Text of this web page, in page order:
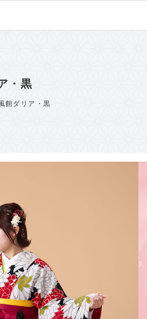
・黒
館ダリア・黒